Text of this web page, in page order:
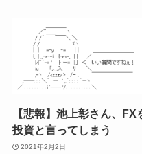
【悲報】池上彰さん、FX
投資と言ってしまう
2021年2月2日